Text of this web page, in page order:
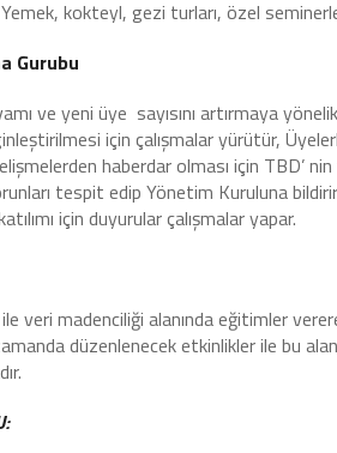
kokteyl, gezi turları, özel
Gurubu
ve yeni üye sayısını artırmaya
için çalışmalar yürütür,
haberdar olması için TBD’
tespit edip Yönetim Kuruluna
için duyurular çalışmalar yapar.
veri madenciliği alanında eğitimler
düzenlenecek etkinlikler ile bu